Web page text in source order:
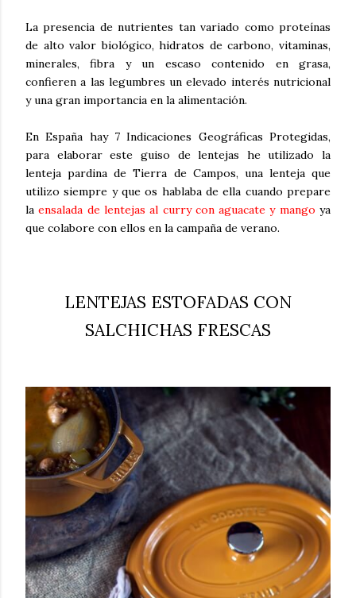
La presencia de nutrientes tan variado como proteínas
de alto valor biológico, hidratos de carbono, vitaminas,
minerales, fibra y un escaso contenido en grasa,
confieren a las legumbres un elevado interés nutricional
y una gran importancia en la alimentación.
En España hay 7 Indicaciones Geográficas Protegidas,
para elaborar este guiso de lentejas he utilizado la
lenteja pardina de Tierra de Campos, una lenteja que
utilizo siempre y que os hablaba de ella cuando prepare
laensalada de lentejas al curry con aguacate y mango ya
que colabore con ellos en la campaña de verano.
LENTEJAS ESTOFADAS CON
SALCHICHAS FRESCAS